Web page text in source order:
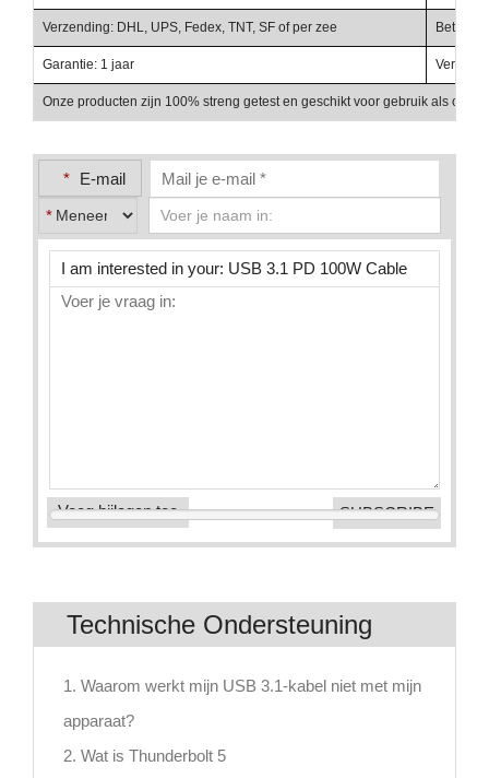
Verzending: DHL, UPS, Fedex, TNT, SF of per zee
Garantie: 1 jaar
Onze producten zijn 100% streng getest en geschikt voor gebruik als
* E-mail
*
Voeg bijlagen toe
Technische Ondersteuning
1. Waarom werkt mijn USB 3.1-kabel niet met mijn
apparaat?
2. Wat is Thunderbolt 5